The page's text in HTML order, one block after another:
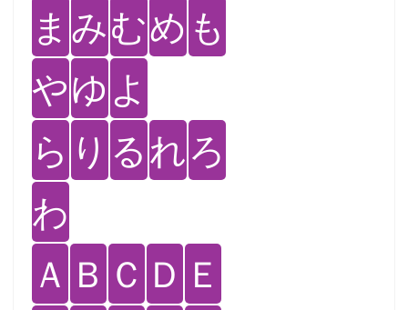
ま みむめ も
やゆ よ
ら り るれろ
わ
Ａ Ｂ Ｃ Ｄ Ｅ